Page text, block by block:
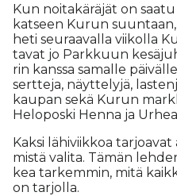
Kun noi­ta­kä­rä­jät on
kat­seen Ku­run
heti seu­raa­val­la vii­kol­la
ta­vat jo Park­kuun
rin kans­sa sa­mal­le
sert­te­ja, näyt­te­ly­jä,
kau­pan sekä Ku­run
He­lo­pos­ki Hen­na ja
Kak­si lä­hi­viik­koa
mis­tä va­li­ta. Tä­män
kea tar­kem­min, mitä
on tar­jol­la.